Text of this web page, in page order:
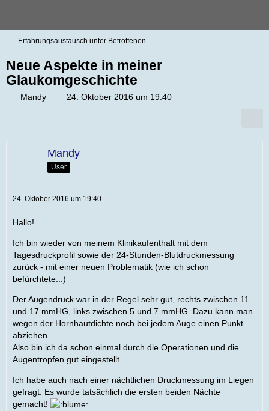
Erfahrungsaustausch unter Betroffenen
Neue Aspekte in meiner
Glaukomgeschichte
Mandy 24. Oktober 2016 um 19:40
Mandy
User
24. Oktober 2016 um 19:40
Hallo!
Ich bin wieder von meinem Klinikaufenthalt mit dem
Tagesdruckprofil sowie der 24-Stunden-Blutdruckmessung
zurück - mit einer neuen Problematik (wie ich schon
befürchtete...)
Der Augendruck war in der Regel sehr gut, rechts zwischen 11
und 17 mmHG, links zwischen 5 und 7 mmHG. Dazu kann man
wegen der Hornhautdichte noch bei jedem Auge einen Punkt
abziehen.
Also bin ich da schon einmal durch die Operationen und die
Augentropfen gut eingestellt.
Ich habe auch nach einer nächtlichen Druckmessung im Liegen
gefragt. Es wurde tatsächlich die ersten beiden Nächte
gemacht!